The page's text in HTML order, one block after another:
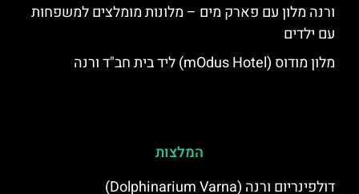
ורנה מלון עם פארק מים – מלונות מומלצים למשפחות
עם ילדים
מלון מודוס (mOdus Hotel) ליד בית חב"ד ורנה
המלצות
דולפינריום ורנה (Dolphinarium Varna)